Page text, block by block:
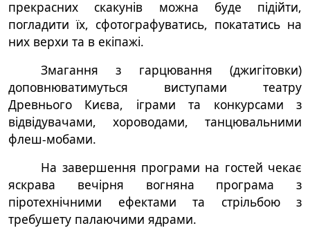
прекрасних скакунів можна буде підійти,
погладити їх, сфотографуватись, покататись на
них верхи та в екіпажі.
Змагання з гарцювання (джигітовки)
доповнюватимуться виступами театру
Древнього Києва, іграми та конкурсами з
відвідувачами, хороводами, танцювальними
флеш-мобами.
На завершення програми на гостей чекає
яскрава вечірня вогняна програма з
піротехнічними ефектами та стрільбою з
требушету палаючими ядрами.